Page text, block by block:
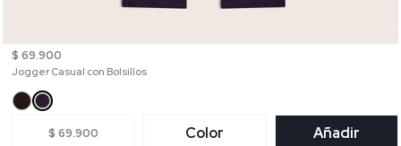
$ 69.900
Jogger Casual con Bolsillos
$ 69.900 Color Añadir